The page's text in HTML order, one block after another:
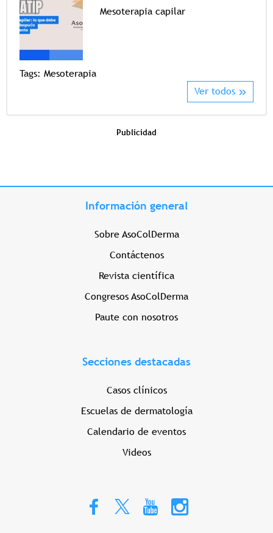
Mesoterapia capilar
Tags: Mesoterapia
Ver todos
Publicidad
Información general
Sobre AsoColDerma
Contáctenos
Revista científica
Congresos AsoColDerma
Paute con nosotros
Secciones destacadas
Casos clínicos
Escuelas de dermatología
Calendario de eventos
Videos